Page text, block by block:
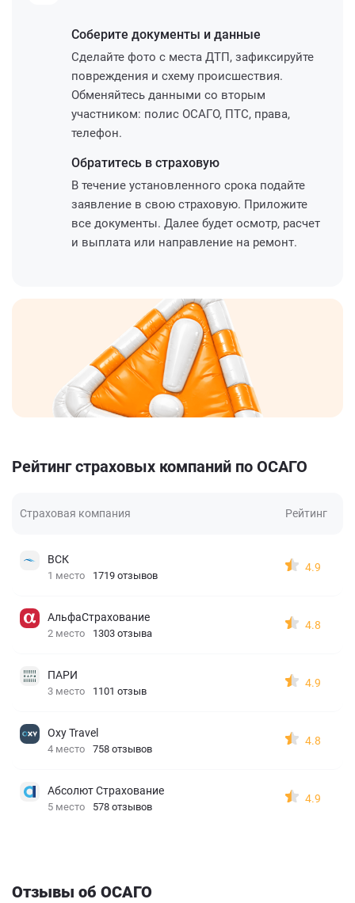
Соберите документы и данные
Сделайте фото с места ДТП, зафиксируйте
повреждения и схему происшествия.
Обменяйтесь данными со вторым
участником: полис ОСАГО, ПТС, права,
телефон.
Обратитесь в страховую
В течение установленного срока подайте
заявление в свою страховую. Приложите
все документы. Далее будет осмотр, расчет
и выплата или направление на ремонт.
Рейтинг страховых компаний по ОСАГО
Страховая компания Рейтинг
ВСК
1 место 1719 отзывов
4.9
АльфаСтрахование
2 место 1303 отзыва
4.8
ПАРИ
3 место 1101 отзыв
4.9
Oxy Travel
4 место 758 отзывов
4.8
Абсолют Страхование
5 место 578 отзывов
4.9
Отзывы об ОСАГО